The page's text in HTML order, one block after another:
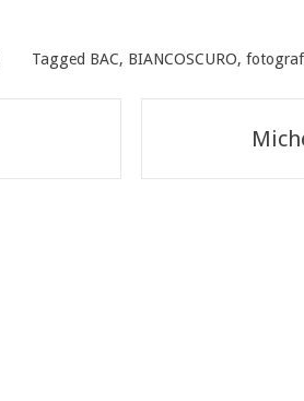
Tagged BAC, BIANCOSCURO,